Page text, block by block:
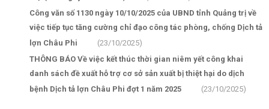
Công văn số 1130 ngày 10/10/2025 của UBND tỉnh Quảng trị về
việc tiếp tục tăng cường chỉ đạo công tác phòng, chống Dịch tả
lợn Châu Phi
(23/10/2025)
THÔNG BÁO Về việc kết thúc thời gian niêm yết công khai
danh sách đề xuất hỗ trợ cơ sở sản xuất bị thiệt hại do dịch
bệnh Dịch tả lợn Châu Phi đợt 1 năm 2025
(23/10/2025)